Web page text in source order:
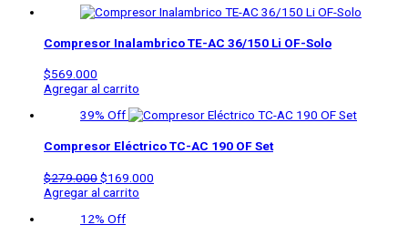
Compresor InalambricoTE-AC 36/150 Li OF-Solo
$569.000
Agregar al carrito
39% Off
Compresor EléctricoTC-AC 190 OF Set
$279.000$169.000
Agregar al carrito
12% Off